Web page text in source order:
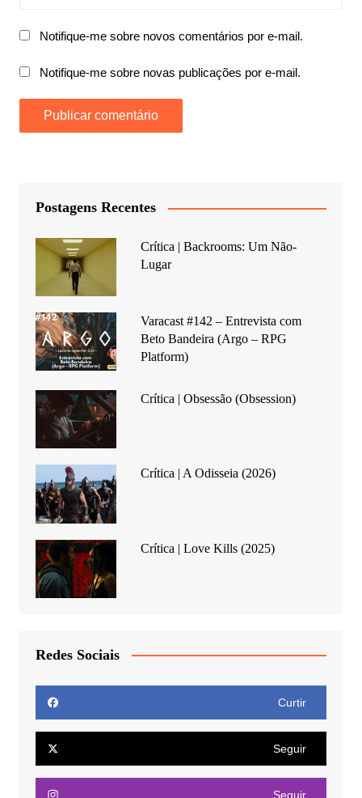
Notifique-me sobre novos comentários por e-mail.
Notifique-me sobre novas publicações por e-mail.
Postagens Recentes
Crítica | Backrooms: Um Não-
Lugar
Varacast #142 – Entrevista com
Beto Bandeira (Argo – RPG
Platform)
Crítica | Obsessão (Obsession)
Crítica | A Odisseia (2026)
Crítica | Love Kills (2025)
Redes Sociais
Curtir
Seguir
Seguir